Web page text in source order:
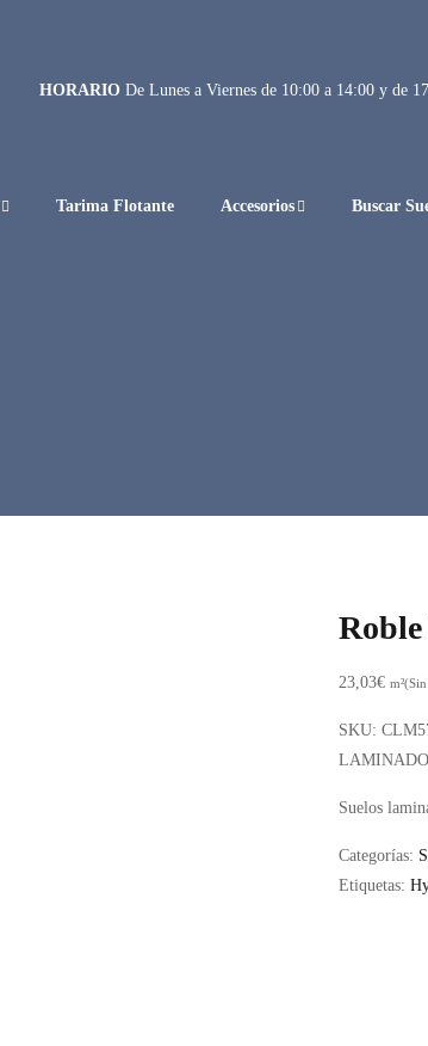
HORARIO De Lunes a Viernes de 10:00 a 14:00 y de
Tarima Flotante Accesorios Buscar
23,03€
SKU:
Suelos
Categorías:
Etiquetas: